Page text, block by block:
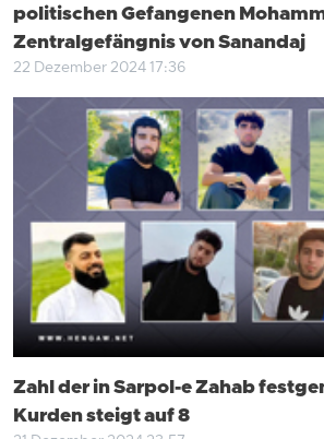
politischen Gefangenen
Zentralgefängnis von Sanandaj
22 Dezember 2024 17:36
Zahl der in Sarpol-e Zahab
Kurden steigt auf 8